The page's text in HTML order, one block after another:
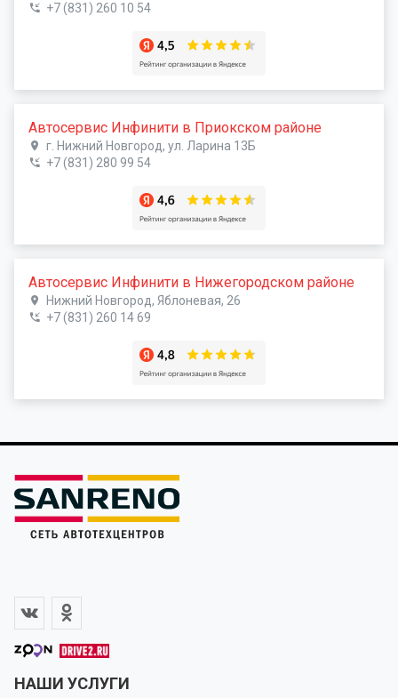
+7 (831) 260 10 54
Автосервис Инфинити в Приокском районе
г. Нижний Новгород, ул. Ларина 13Б
+7 (831) 280 99 54
Автосервис Инфинити в Нижегородском районе
Нижний Новгород, Яблоневая, 26
+7 (831) 260 14 69
НАШИ УСЛУГИ